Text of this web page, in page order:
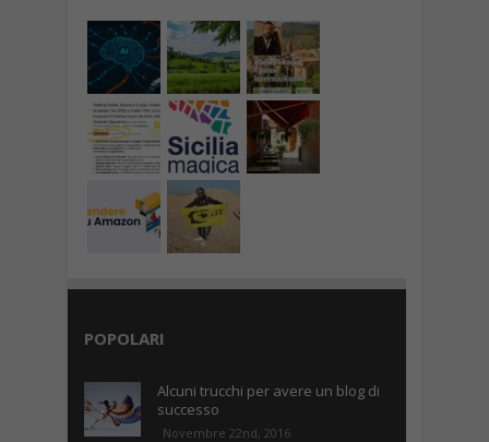
POPOLARI
Alcuni trucchi per avere un blog di
successo
Novembre 22nd, 2016